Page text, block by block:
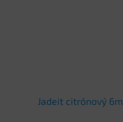
Jadeit citrónový